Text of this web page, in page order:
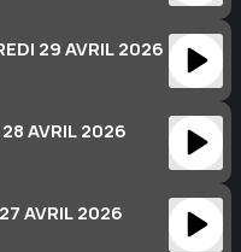
29 AVRIL 2026
AVRIL 2026
AVRIL 2026